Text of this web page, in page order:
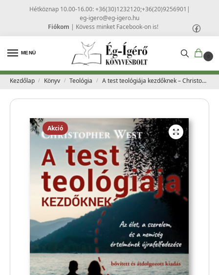
Hétköznap 10.00-16.00: +36(30)1232120;+36(20)9256901 |
eg-igero@eg-igero.hu
Fiókom | Kövess minket Facebook-on is!
MENÜ
0
Kezdőlap / Könyv / Teológia / A test teológiája kezdőknek – Christopher West
Akció